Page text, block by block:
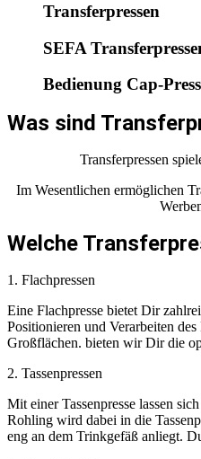
Transferpressen
SEFA
Bedienung Cap-
Was sind
Transferpressen
Im Wesentlichen ermöglichen
Welche
1. Flachpressen
Eine Flachpresse bietet Dir
Positionieren und Verarbeiten
Großflächen. bieten wir Dir die
2. Tassenpressen
Mit einer Tassenpresse lassen
Rohling wird dabei in die
eng an dem Trinkgefäß anliegt.